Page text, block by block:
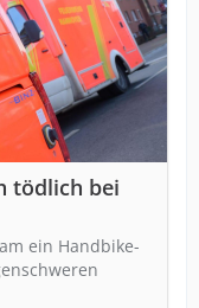
tödlich bei
ein Handbike-